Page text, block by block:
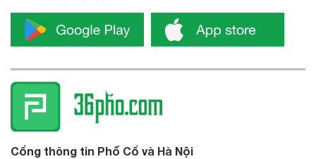
Cổng thông tin Phố Cổ và Hà Nội